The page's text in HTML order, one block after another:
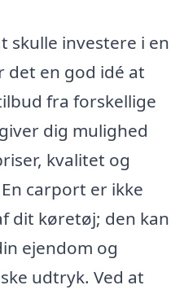
skulle investere i en
det en god idé at
fra forskellige
dig mulighed
kvalitet og
carport er ikke
dit køretøj; den kan
ejendom og
udtryk. Ved at